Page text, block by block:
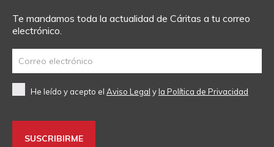
Te mandamos toda la actualidad de Cáritas a tu correo
electrónico.
He leído y acepto el Aviso Legal yla Política de Privacidad